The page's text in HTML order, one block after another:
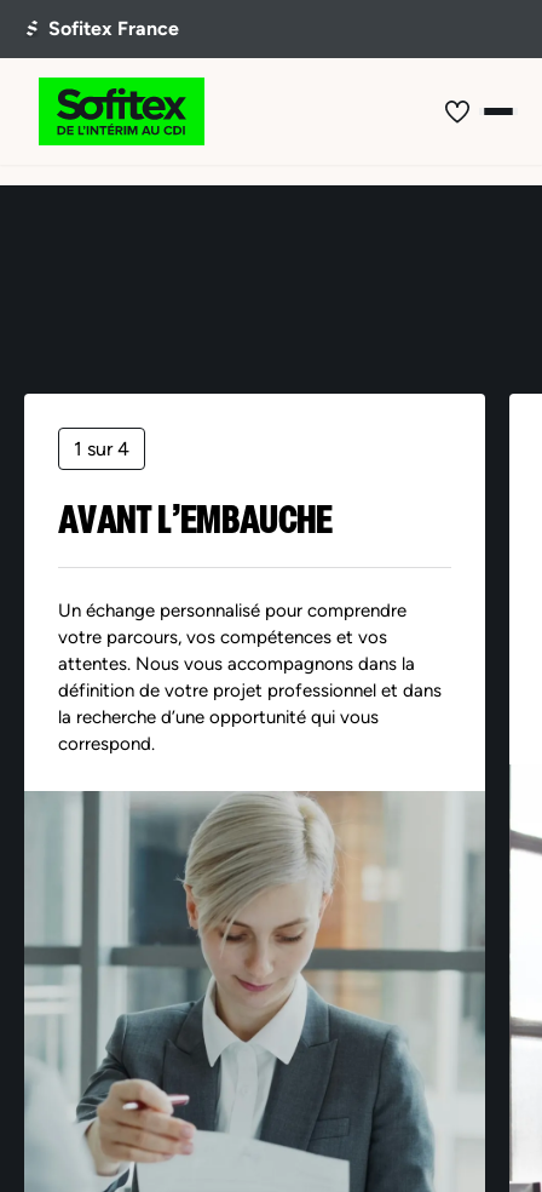
1 sur 4
AVANT L’EMBAUCHE
Un échange personnalisé pour comprendre
votre parcours, vos compétences et vos
attentes. Nous vous accompagnons dans la
définition de votre projet professionnel et dans
la recherche d’une opportunité qui vous
correspond.